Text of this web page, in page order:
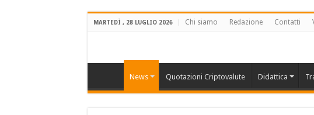
MARTEDÌ , 28 LUGLIO 2026 Chi siamo Redazione Contatti
News Quotazioni Criptovalute Didattica